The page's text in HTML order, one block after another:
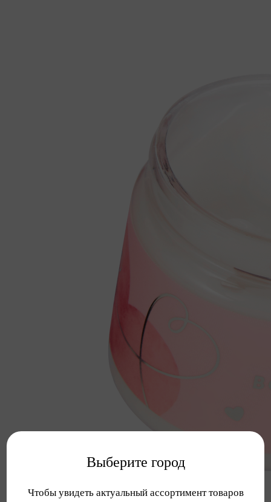
Выберите город
Чтобы увидеть актуальный ассортимент товаров